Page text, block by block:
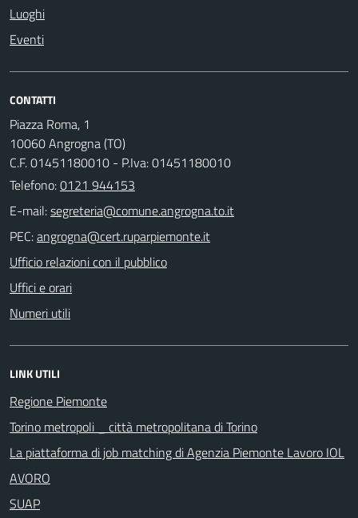
Luoghi
Eventi
CONTATTI
Piazza Roma, 1
10060 Angrogna (TO)
C.F. 01451180010 - P.Iva: 01451180010
Telefono:0121 944153
E-mail:
PEC:
Ufficio relazioni con il pubblico
Uffici e orari
Numeri utili
LINK UTILI
Regione Piemonte
Torino metropoli _ città metropolitana di Torino
La piattaforma di job matching di Agenzia Piemonte Lavoro IOL
AVORO
SUAP